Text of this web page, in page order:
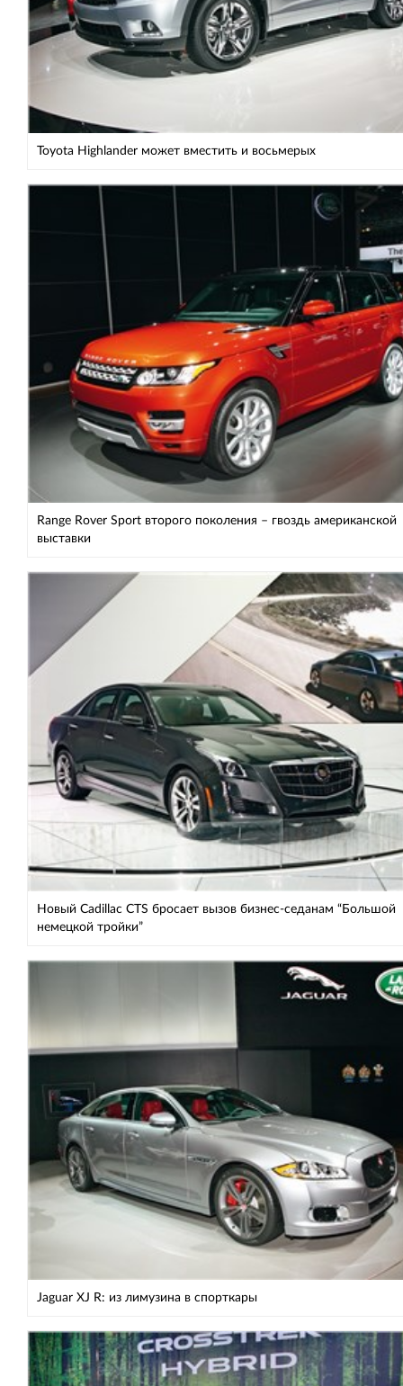
Toyota Highlander может вместить и восьмерых
Range Rover Sport второго поколения – гвоздь американской
выставки
Новый Cadillac CTS бросает вызов бизнес-седанам “Большой
немецкой тройки”
Jaguar XJ R: из лимузина в спорткары